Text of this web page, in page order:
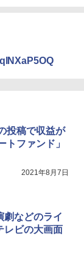
投稿で収益が
ファンド」
2021年8月7日
劇などのライ
レビの大画面